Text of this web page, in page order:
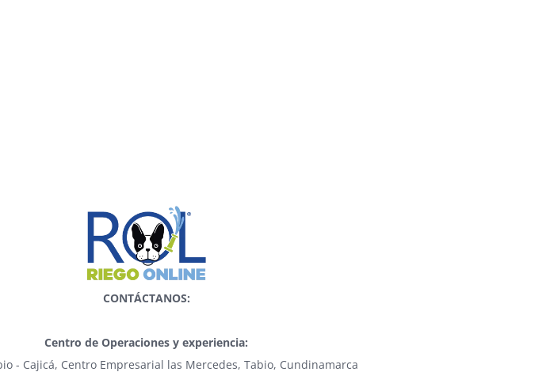
CONTÁCTANOS:
Centro de Operaciones y experiencia:
- Cajicá, Centro Empresarial las Mercedes, Tabio, Cundinamarca